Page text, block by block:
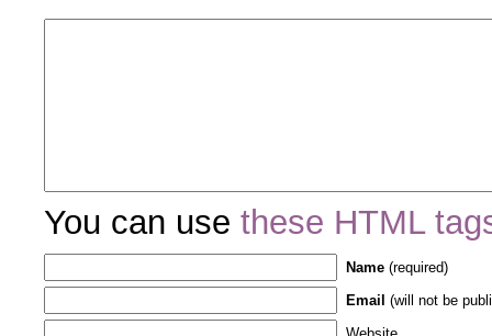
You can use these HTML
Name (required)
Email (will not be